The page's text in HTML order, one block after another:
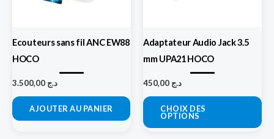
Ecouteurs sans fil ANC EW88
HOCO
د.ج
AJOUTER AU PANIER
Adaptateur Audio Jack 3.5
mm UPA21 HOCO
د.ج
CHOIX DES
OPTIONS